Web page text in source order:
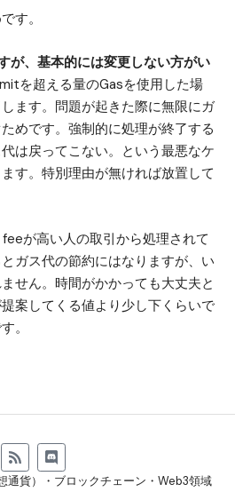
す。
が、基本的には変更しない方がい
を超える量のGasを使用した場
ます。問題が起きた際に無限にガ
めです。強制的に処理が終了する
は戻ってこない。という最悪なケ
す。特別理由が無ければ放置して
が高い人の取引から処理されて
ガス代の節約にはなりますが、い
せん。時間がかかっても大丈夫と
案してくる値より少し下くらいで
。
通貨）・ブロックチェーン・Web3領域